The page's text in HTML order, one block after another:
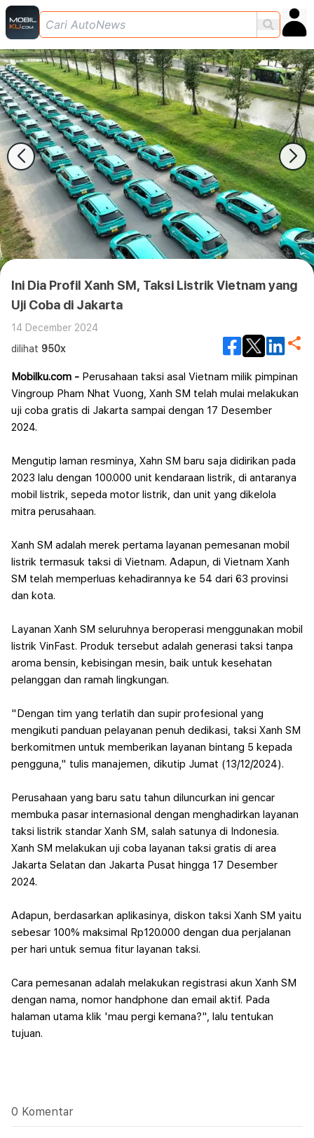
Ini Dia Profil Xanh SM, Taksi Listrik Vietnam yang
Uji Coba di Jakarta
14 December 2024
dilihat 950x
Mobilku.com - Perusahaan taksi asal Vietnam milik pimpinan
Vingroup Pham Nhat Vuong, Xanh SM telah mulai melakukan
uji coba gratis di Jakarta sampai dengan 17 Desember
2024.
Mengutip laman resminya, Xahn SM baru saja didirikan pada
2023 lalu dengan 100.000 unit kendaraan listrik, di antaranya
mobil listrik, sepeda motor listrik, dan unit yang dikelola
mitra perusahaan.
Xanh SM adalah merek pertama layanan pemesanan mobil
listrik termasuk taksi di Vietnam. Adapun, di Vietnam Xanh
SM telah memperluas kehadirannya ke 54 dari 63 provinsi
dan kota.
Layanan Xanh SM seluruhnya beroperasi menggunakan mobil
listrik VinFast. Produk tersebut adalah generasi taksi tanpa
aroma bensin, kebisingan mesin, baik untuk kesehatan
pelanggan dan ramah lingkungan.
"Dengan tim yang terlatih dan supir profesional yang
mengikuti panduan pelayanan penuh dedikasi, taksi Xanh SM
berkomitmen untuk memberikan layanan bintang 5 kepada
pengguna," tulis manajemen, dikutip Jumat (13/12/2024).
Perusahaan yang baru satu tahun diluncurkan ini gencar
membuka pasar internasional dengan menghadirkan layanan
taksi listrik standar Xanh SM, salah satunya di Indonesia.
Xanh SM melakukan uji coba layanan taksi gratis di area
Jakarta Selatan dan Jakarta Pusat hingga 17 Desember
2024.
Adapun, berdasarkan aplikasinya, diskon taksi Xanh SM yaitu
sebesar 100% maksimal Rp120.000 dengan dua perjalanan
per hari untuk semua fitur layanan taksi.
Cara pemesanan adalah melakukan registrasi akun Xanh SM
dengan nama, nomor handphone dan email aktif. Pada
halaman utama klik 'mau pergi kemana?", lalu tentukan
tujuan.
0 Komentar